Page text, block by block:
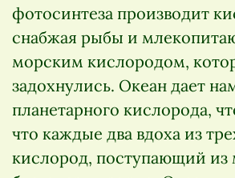
фотосинтеза производит
снабжая рыбы и
морским кислородом,
задохнулись. Океан дает
планетарного кислорода,
что каждые два вдоха из
кислород, поступающий из